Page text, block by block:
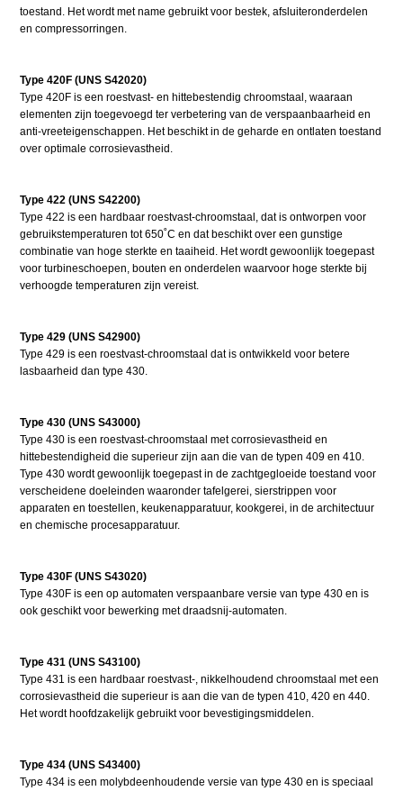
toestand. Het wordt met name gebruikt voor bestek, afsluiteronderdelen
en compressorringen.
Type 420F (UNS S42020)
Type 420F is een roestvast- en hittebestendig chroomstaal, waaraan
elementen zijn toegevoegd ter verbetering van de verspaanbaarheid en
anti-vreeteigenschappen. Het beschikt in de geharde en ontlaten toestand
over optimale corrosievastheid.
Type 422 (UNS S42200)
Type 422 is een hardbaar roestvast-chroomstaal, dat is ontworpen voor
gebruikstemperaturen tot 650˚C en dat beschikt over een gunstige
combinatie van hoge sterkte en taaiheid. Het wordt gewoonlijk toegepast
voor turbineschoepen, bouten en onderdelen waarvoor hoge sterkte bij
verhoogde temperaturen zijn vereist.
Type 429 (UNS S42900)
Type 429 is een roestvast-chroomstaal dat is ontwikkeld voor betere
lasbaarheid dan type 430.
Type 430 (UNS S43000)
Type 430 is een roestvast-chroomstaal met corrosievastheid en
hittebestendigheid die superieur zijn aan die van de typen 409 en 410.
Type 430 wordt gewoonlijk toegepast in de zachtgegloeide toestand voor
verscheidene doeleinden waaronder tafelgerei, sierstrippen voor
apparaten en toestellen, keukenapparatuur, kookgerei, in de architectuur
en chemische procesapparatuur.
Type 430F (UNS S43020)
Type 430F is een op automaten verspaanbare versie van type 430 en is
ook geschikt voor bewerking met draadsnij-automaten.
Type 431 (UNS S43100)
Type 431 is een hardbaar roestvast-, nikkelhoudend chroomstaal met een
corrosievastheid die superieur is aan die van de typen 410, 420 en 440.
Het wordt hoofdzakelijk gebruikt voor bevestigingsmiddelen.
Type 434 (UNS S43400)
Type 434 is een molybdeenhoudende versie van type 430 en is speciaal